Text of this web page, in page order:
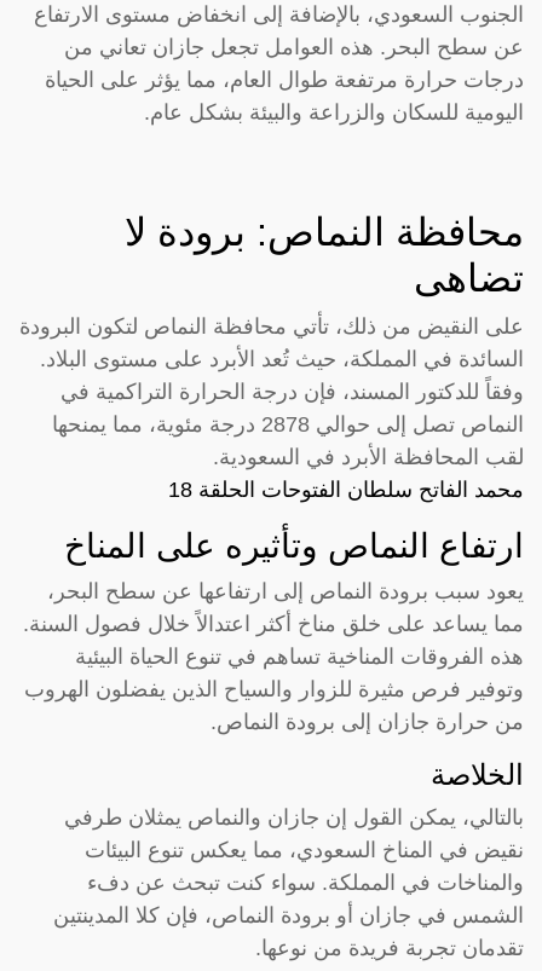
الجنوب السعودي، بالإضافة إلى انخفاض مستوى الارتفاع
عن سطح البحر. هذه العوامل تجعل جازان تعاني من
درجات حرارة مرتفعة طوال العام، مما يؤثر على الحياة
اليومية للسكان والزراعة والبيئة بشكل عام.
محافظة النماص: برودة لا
تضاهى
على النقيض من ذلك، تأتي محافظة النماص لتكون البرودة
السائدة في المملكة، حيث تُعد الأبرد على مستوى البلاد.
وفقاً للدكتور المسند، فإن درجة الحرارة التراكمية في
النماص تصل إلى حوالي 2878 درجة مئوية، مما يمنحها
لقب المحافظة الأبرد في السعودية.
محمد الفاتح سلطان الفتوحات الحلقة 18
ارتفاع النماص وتأثيره على المناخ
يعود سبب برودة النماص إلى ارتفاعها عن سطح البحر،
مما يساعد على خلق مناخ أكثر اعتدالاً خلال فصول السنة.
هذه الفروقات المناخية تساهم في تنوع الحياة البيئية
وتوفير فرص مثيرة للزوار والسياح الذين يفضلون الهروب
من حرارة جازان إلى برودة النماص.
الخلاصة
بالتالي، يمكن القول إن جازان والنماص يمثلان طرفي
نقيض في المناخ السعودي، مما يعكس تنوع البيئات
والمناخات في المملكة. سواء كنت تبحث عن دفء
الشمس في جازان أو برودة النماص، فإن كلا المدينتين
تقدمان تجربة فريدة من نوعها.